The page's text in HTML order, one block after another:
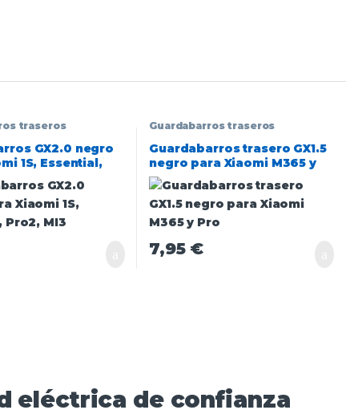
traseros
GX2.0 negro
1S, Essential,
Guardabarros traseros
Guardabarros trasero GX1.5
negro para Xiaomi M365 y
Pro
7,95 €
eléctrica de confianza​